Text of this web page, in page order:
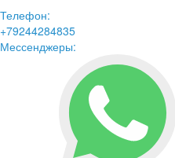
Телефон:
+79244284835
Мессенджеры: